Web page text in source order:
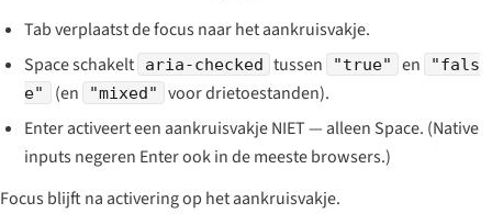
Tab verplaatst de focus naar het aankruisvakje.
Space schakelt
aria-checked tussen "true" en
"fals
e"
(en "mixed"
voor drietoestanden).
Enter activeert een aankruisvakje NIET — alleen Space. (Native
inputs negeren Enter ook in de meeste browsers.)
Focus blijft na activering op het aankruisvakje.